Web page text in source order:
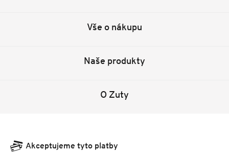
Vše o nákupu
Naše produkty
O Zuty
Akceptujeme tyto platby